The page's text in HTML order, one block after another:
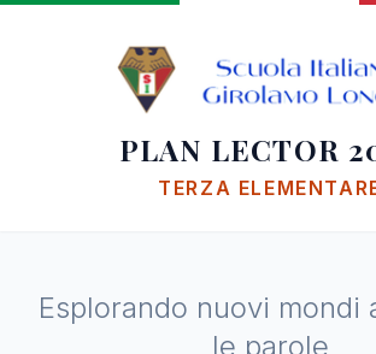
PLAN LECTOR
TERZA
Esplorando nuovi mondi
le parole